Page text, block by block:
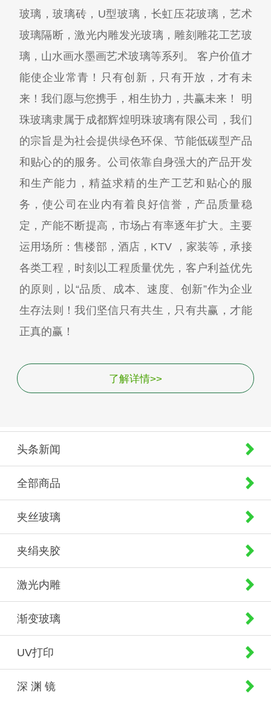
玻璃，玻璃砖，U型玻璃，长虹压花玻璃，艺术
玻璃隔断，激光内雕发光玻璃，雕刻雕花工艺玻
璃，山水画水墨画艺术玻璃等系列。 客户价值才
能使企业常青！只有创新，只有开放，才有未
来！我们愿与您携手，相生协力，共赢未来！ 明
珠玻璃隶属于成都辉煌明珠玻璃有限公司，我们
的宗旨是为社会提供绿色环保、节能低碳型产品
和贴心的的服务。公司依靠自身强大的产品开发
和生产能力，精益求精的生产工艺和贴心的服
务，使公司在业内有着良好信誉，产品质量稳
定，产能不断提高，市场占有率逐年扩大。主要
运用场所：售楼部，酒店，KTV ，家装等，承接
各类工程，时刻以工程质量优先，客户利益优先
的原则，以“品质、成本、速度、创新”作为企业
生存法则！我们坚信只有共生，只有共赢，才能
正真的赢！
了解详情>>
头条新闻
全部商品
夹丝玻璃
夹绢夹胶
激光内雕
渐变玻璃
UV打印
深 渊 镜